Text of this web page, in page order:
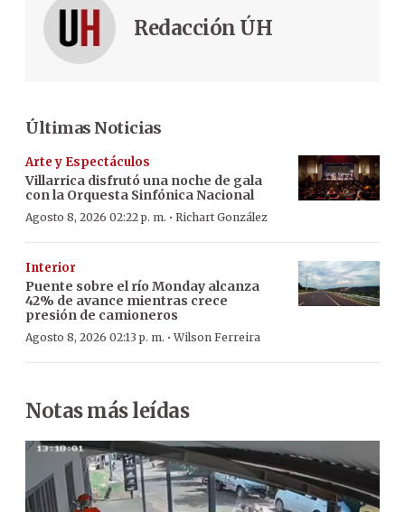
Redacción ÚH
Últimas Noticias
Arte y Espectáculos
Villarrica disfrutó una noche de gala
con la Orquesta Sinfónica Nacional
Agosto 8, 2026 02:22 p. m. · Richart González
Interior
Puente sobre el río Monday alcanza
42% de avance mientras crece
presión de camioneros
Agosto 8, 2026 02:13 p. m. ·Wilson Ferreira
Notas más leídas